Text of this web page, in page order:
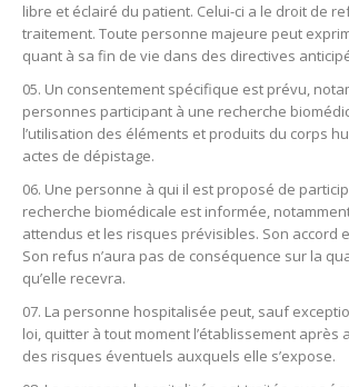
libre et éclairé du patient. Celui-ci a le droit de
traitement. Toute personne majeure peut
quant à sa fin de vie dans des directives
Un consentement spécifique est prévu,
personnes participant à une recherche
l’utilisation des éléments et produits du corps
actes de dépistage.
Une personne à qui il est proposé de
recherche biomédicale est informée,
attendus et les risques prévisibles. Son accord
Son refus n’aura pas de conséquence sur la
qu’elle recevra.
La personne hospitalisée peut, sauf
loi, quitter à tout moment l’établissement après
des risques éventuels auxquels elle s’expose.